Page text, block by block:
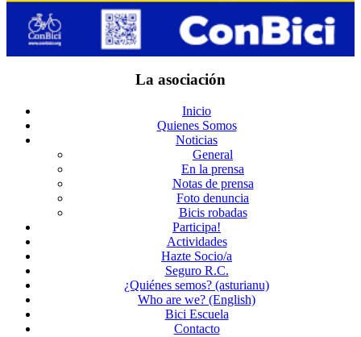
La asociación
Inicio
Quienes Somos
Noticias
General
En la prensa
Notas de prensa
Foto denuncia
Bicis robadas
Participa!
Actividades
Hazte Socio/a
Seguro R.C.
¿Quiénes semos? (asturianu)
Who are we? (English)
Bici Escuela
Contacto